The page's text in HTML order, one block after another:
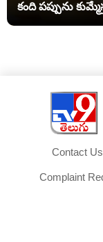
కంది పప్పును
Contact Us
Complaint